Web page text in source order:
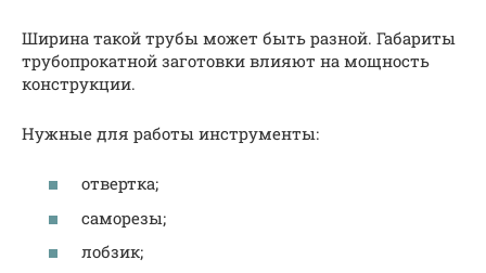
Ширина такой трубы может быть разной. Габариты
трубопрокатной заготовки влияют на мощность
конструкции.
Нужные для работы инструменты:
отвертка;
саморезы;
лобзик;